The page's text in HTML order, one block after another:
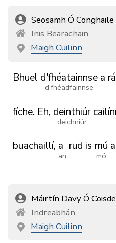
Seosamh Ó Conghaile
Inis Bearachain
Maigh Cuilinn
Bhuel d'fhéatainnse
d'fhéadfainnse
a rá
fíche. Eh, deinthiúr
deichniúr
buachaillí, a
an
rud is mú
mó
a
Máirtín Davy Ó
Indreabhán
Maigh Cuilinn